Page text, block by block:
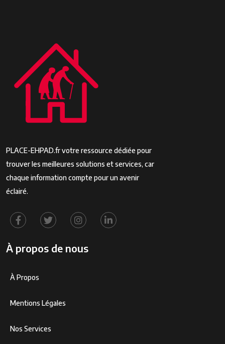
PLACE-EHPAD.fr votre ressource dédiée pour
trouver les meilleures solutions et services, car
chaque information compte pour un avenir
éclairé.
À propos de nous
À Propos
Mentions Légales
Nos Services